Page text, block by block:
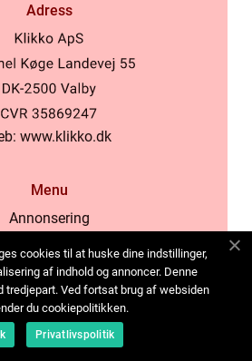
Adress
www.klikko.dk
Menu
Annonsering
Cookies
Kontakta oss
Sitemap
cookies til at huske dine indstillinger,
af indhold og annoncer. Denne
tredjepart. Ved fortsat brug af websiden
du cookiepolitikken.
Privatlivspolitik